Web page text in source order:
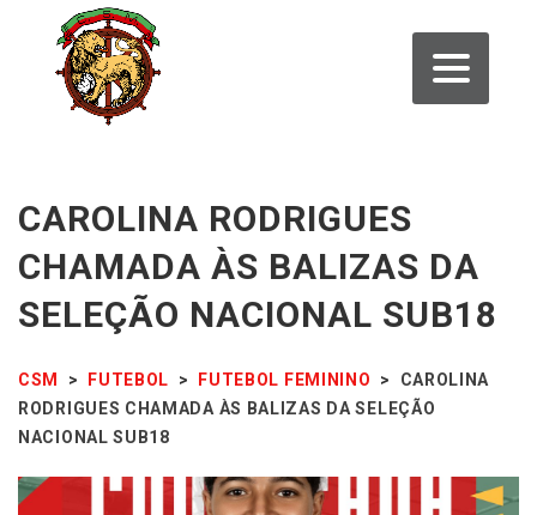
CAROLINA RODRIGUES
CHAMADA ÀS BALIZAS DA
SELEÇÃO NACIONAL SUB18
CSM > FUTEBOL > FUTEBOL FEMININO >
CAROLINA
RODRIGUES CHAMADA ÀS BALIZAS DA SELEÇÃO
NACIONAL SUB18